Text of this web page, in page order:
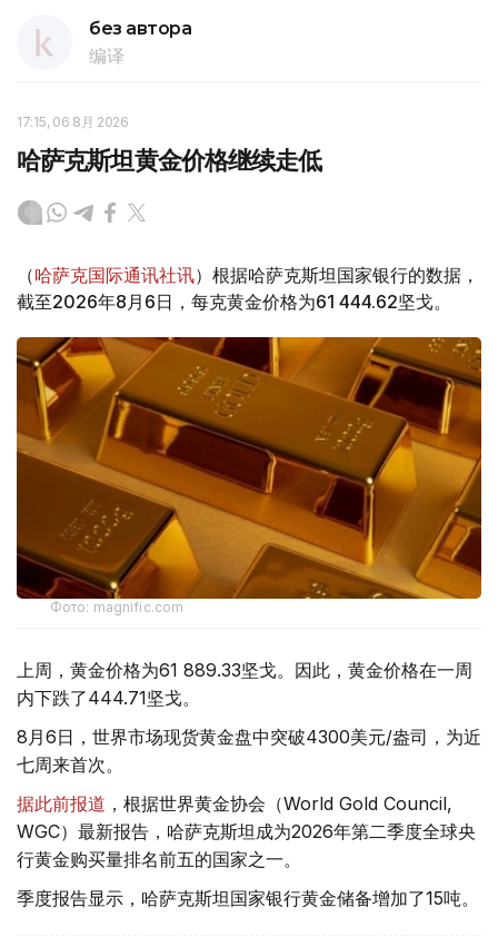
без автора
编译
17:15, 06 8月 2026
哈萨克斯坦黄金价格继续走低
（哈萨克国际通讯社讯）根据哈萨克斯坦国家银行的数据，
截至2026年8月6日，每克黄金价格为61 444.62坚戈。
Фото: magnific.com
上周，黄金价格为61 889.33坚戈。因此，黄金价格在一周
内下跌了444.71坚戈。
8月6日，世界市场现货黄金盘中突破4300美元/盎司，为近
七周来首次。
据此前报道 ，根据世界黄金协会（World Gold Council,
WGC）最新报告，哈萨克斯坦成为2026年第二季度全球央
行黄金购买量排名前五的国家之一。
季度报告显示，哈萨克斯坦国家银行黄金储备增加了15吨。